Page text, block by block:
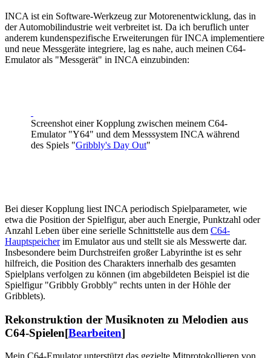
INCA ist ein Software-Werkzeug zur Motorenentwicklung, das in
der Automobilindustrie weit verbreitet ist. Da ich beruflich unter
anderem kundenspezifische Erweiterungen für INCA implementiere
und neue Messgeräte integriere, lag es nahe, auch meinen C64-
Emulator als "Messgerät" in INCA einzubinden:
Screenshot einer Kopplung zwischen meinem C64-
Emulator "Y64" und dem Messsystem INCA während
des Spiels "Gribbly's Day Out"
Bei dieser Kopplung liest INCA periodisch Spielparameter, wie
etwa die Position der Spielfigur, aber auch Energie, Punktzahl oder
Anzahl Leben über eine serielle Schnittstelle aus dem C64-
Hauptspeicherim Emulator aus und stellt sie als Messwerte dar.
Insbesondere beim Durchstreifen großer Labyrinthe ist es sehr
hilfreich, die Position des Charakters innerhalb des gesamten
Spielplans verfolgen zu können (im abgebildeten Beispiel ist die
Spielfigur "Gribbly Grobbly" rechts unten in der Höhle der
Gribblets).
Rekonstruktion der Musiknoten zu Melodien aus
C64-Spielen[Bearbeiten]